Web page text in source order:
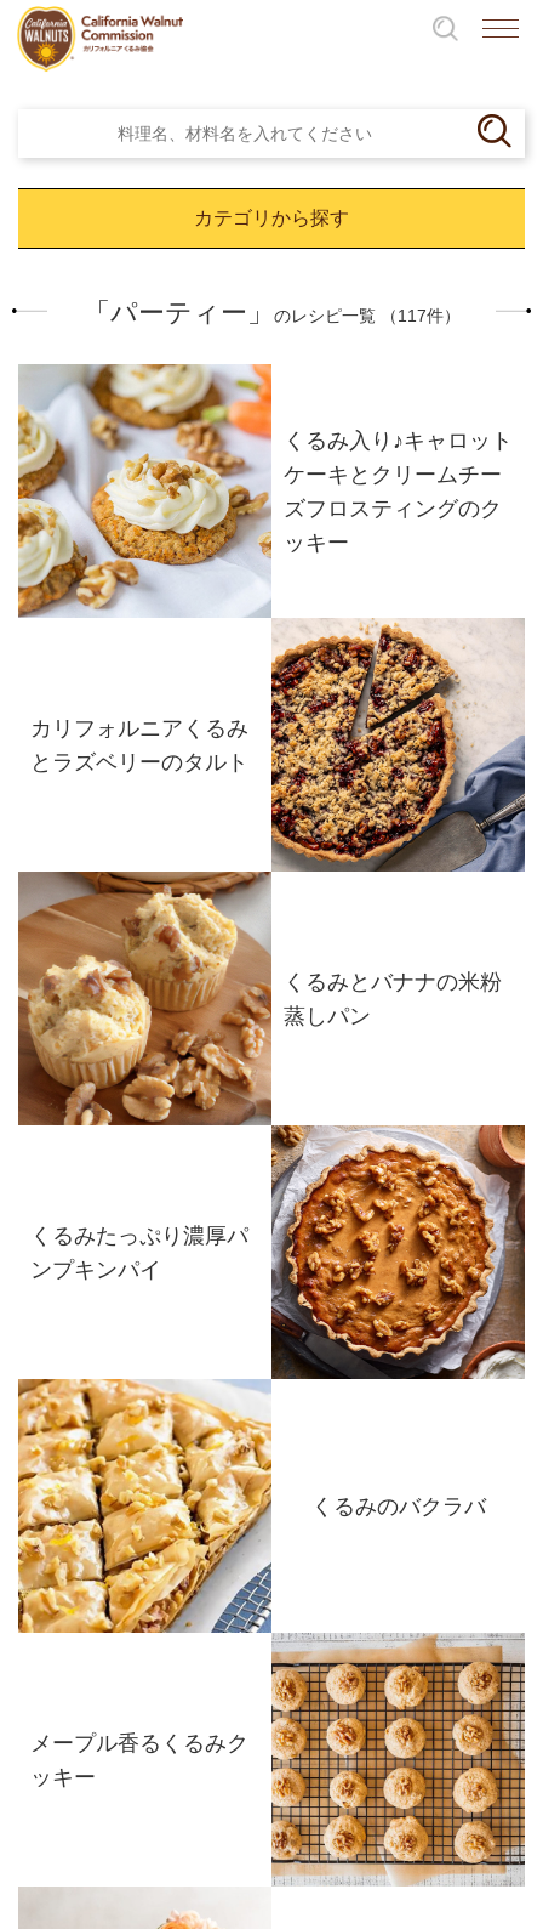
カテゴリから探す
「パーティー」 のレシピ一覧 （117件）
くるみ入り♪キャロット
ケーキとクリームチー
ズフロスティングのク
ッキー
カリフォルニアくるみ
とラズベリーのタルト
くるみとバナナの米粉
蒸しパン
くるみたっぷり濃厚パ
ンプキンパイ
くるみのバクラバ
メープル香るくるみク
ッキー